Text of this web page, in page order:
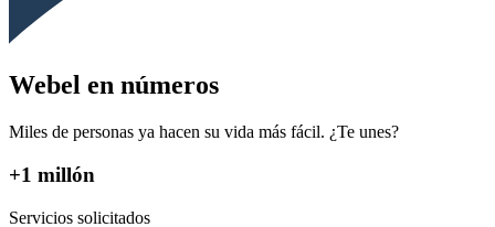
Webel en números
Miles de personas ya hacen su vida más fácil. ¿Te unes?
+1 millón
Servicios solicitados